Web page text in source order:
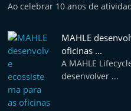
Ao celebrar 10 anos de
MAHLE
oficinas ...
A MAHLE
desenvolver ...